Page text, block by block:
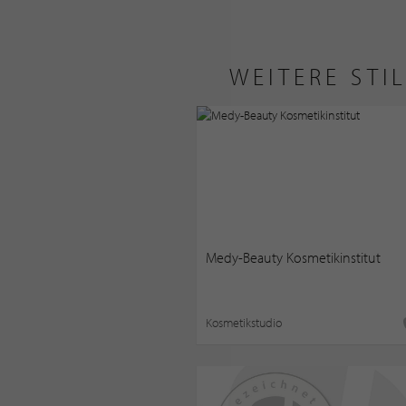
WEITERE
Medy-Beauty Kosmetikinstitut
Kosmetikstudio